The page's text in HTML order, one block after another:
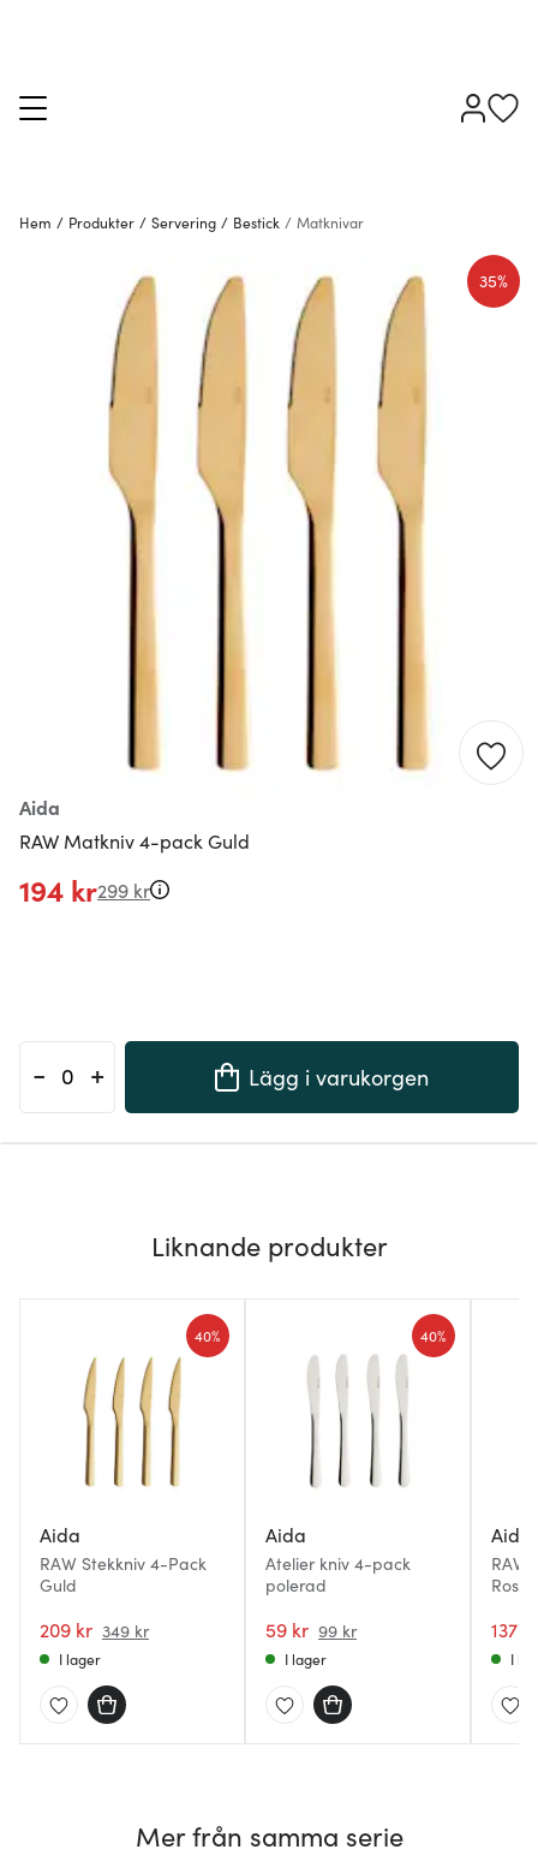
Hem / Produkter / Servering / Bestick / Matknivar
Aida
RAW Matkniv 4-pack Guld
35%
194 kr299 kr
- + Lägg i varukorgen
Liknande produkter
Aida
RAW Stekkniv 4-Pack
Guld
209 kr 349 kr
40%
I lager
Aida
Atelier kniv 4-pack
polerad
59 kr 99 kr
40%
I lager
Aida
RAW
137 kr
I
Mer från samma serie